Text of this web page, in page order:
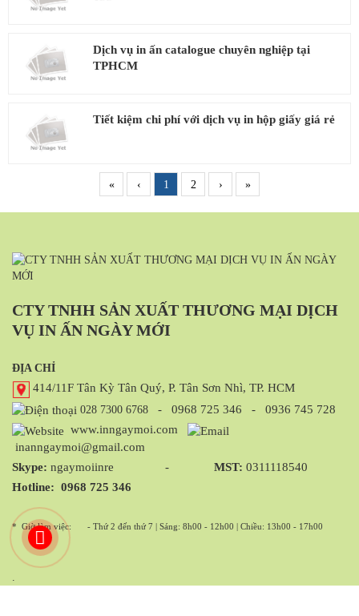
Dịch vụ in ấn catalogue chuyên nghiệp tại
TPHCM
Tiết kiệm chi phí với dịch vụ in hộp giấy giá rẻ
« ‹ 1 2 › »
CTY TNHH SẢN XUẤT THƯƠNG MẠI DỊCH
VỤ IN ẤN NGÀY MỚI
ĐỊA CHỈ
414/11F Tân Kỳ Tân Quý, P. Tân Sơn Nhì, TP. HCM
028 7300 6768 - 0968 725 346 - 0936 745 728
www.inngaymoi.com
inanngaymoi@gmail.com
Skype: ngaymoiinre - MST: 0311118540
Hotline: 0968 725 346
* Giờ làm việc: - Thứ 2 đến thứ 7 | Sáng: 8h00 - 12h00 | Chiều: 13h00 - 17h00